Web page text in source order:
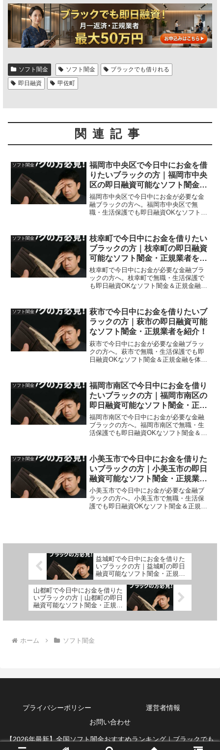
ソフト闇金 ソフト闇金
ブラックでも借りれる
即日融資
甲佐町
関連記事
ソフト闇金
福岡市中央区で今日中にお金を借
りたいブラックの方｜福岡市中央
区の即日融資可能なソフト闇金・
正規業者を紹介！
福岡市中央区で今日中にお金が必要な金
融ブラックの方へ。福岡市中央区で無
職・生活保護でも即日融資OKなソフト闇
ソフト闇金
枝幸町で今日中にお金を借りたい
ブラックの方｜枝幸町の即日融資
可能なソフト闇金・正規業者を紹
介！
枝幸町で今日中にお金が必要な金融ブラ
ックの方へ。枝幸町で無職・生活保護で
も即日融資OKなソフト闇金＆正規金融を
ソフト闇金
萩市で今日中にお金を借りたいブ
ラックの方｜萩市の即日融資可能
なソフト闇金・正規業者を紹介！
萩市で今日中にお金が必要な金融ブラッ
クの方へ。萩市で無職・生活保護でも即
日融資OKなソフト闇金＆正規金融を体験
ソフト闇金
福岡市南区で今日中にお金を借り
たいブラックの方｜福岡市南区の
即日融資可能なソフト闇金・正規
業者を紹介！
福岡市南区で今日中にお金が必要な金融
ブラックの方へ。福岡市南区で無職・生
活保護でも即日融資OKなソフト闇金＆正
ソフト闇金
小美玉市で今日中にお金を借りた
いブラックの方｜小美玉市の即日
融資可能なソフト闇金・正規業者
を紹介！
小美玉市で今日中にお金が必要な金融ブ
ラックの方へ。小美玉市で無職・生活保
護でも即日融資OKなソフト闇金＆正規金
益城町で今日中にお金を借りた
いブラックの方｜益城町の即日
融資可能なソフト闇金・正規業
者を紹介！
山都町で今日中にお金を借りた
いブラックの方｜山都町の即日
融資可能なソフト闇金・正規業
者を紹介！
ホーム ソフト闇金
プライバシーポリシー
運営者情報
お問い合わせ
【2026年最新】全国ソフト闇金おすすめランキング｜ブラックでも